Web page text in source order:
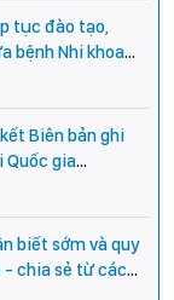
tục đào tạo,
bệnh Nhi khoa
núi phía Bắc
Biên bản ghi
Quốc gia
biết sớm và quy
chia sẻ từ các
Viện Nhi Trung